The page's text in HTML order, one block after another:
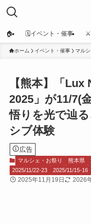
🏠 🗓️イベント・催事 ⚔️
ホーム イベント・催事 マル
【熊本】「
2025」が11/7(
悟りを光で辿
シブ体験
広告
マルシェ・お祭り 熊本県
2025/11/22-23
2025/11/15-16
2025年11月19日 2026